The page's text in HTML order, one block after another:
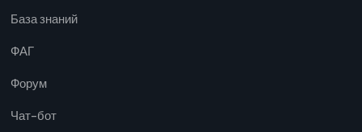
База знаний
ФАГ
Форум
Чат-бот